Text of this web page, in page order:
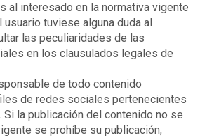
al interesado en la normativa vigente
usuario tuviese alguna duda al
las peculiaridades de las
en los clausulados legales de
de todo contenido
de redes sociales pertenecientes
Si la publicación del contenido no se
se prohíbe su publicación,